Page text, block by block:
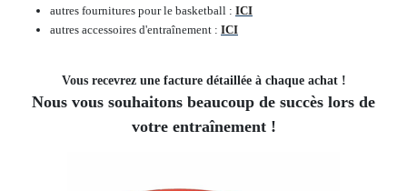
autres fournitures pour le basketball : ICI
autres accessoires d'entraînement : ICI
Vous recevrez une facture détaillée à chaque achat !
Nous vous souhaitons beaucoup de succès lors de
votre entraînement !